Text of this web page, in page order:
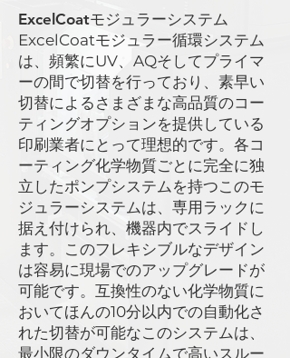
ExcelCoatモジュラーシステム
ExcelCoatモジュラー循環システム
は、頻繁にUV、AQそしてプライマ
ーの間で切替を行っており、素早い
切替によるさまざまな高品質のコー
ティングオプションを提供している
印刷業者にとって理想的です。各コ
ーティング化学物質ごとに完全に独
立したポンプシステムを持つこのモ
ジュラーシステムは、専用ラックに
据え付けられ、機器内でスライドし
ます。このフレキシブルなデザイン
は容易に現場でのアップグレードが
可能です。互換性のない化学物質に
おいてほんの10分以内での自動化さ
れた切替が可能なこのシステムは、
最小限のダウンタイムで高いスルー